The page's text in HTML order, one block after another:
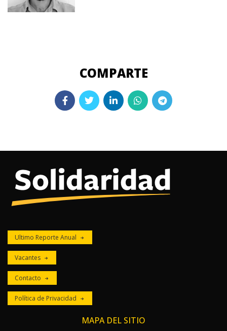
Ultimo Reporte Anual
Vacantes
Contacto
Política de Privacidad
MAPA DEL SITIO